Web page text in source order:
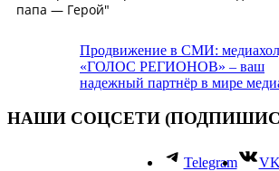
Продвижение в СМИ:
«ГОЛОС РЕГИОНОВ» – ваш
надежный партнёр в мире
НАШИ СОЦСЕТИ
Telegram VK